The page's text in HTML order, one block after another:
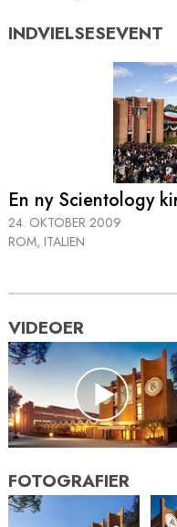
INDVIELSESEVENT
En ny Scientology
24. OKTOBER 2009
ROM, ITALIEN
VIDEOER
FOTOGRAFIER